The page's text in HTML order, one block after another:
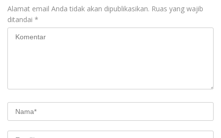
Alamat email Anda tidak akan dipublikasikan. Ruas yang wajib
ditandai *